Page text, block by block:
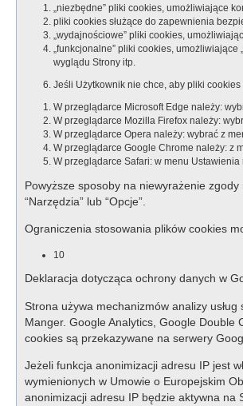
„niezbędne” pliki cookies, umożliwiające
pliki cookies służące do zapewnienia
„wydajnościowe” pliki cookies,
„funkcjonalne” pliki cookies,
wyglądu Strony itp.
Jeśli Użytkownik nie chce, aby pliki
W przeglądarce Microsoft Edge należy:
W przeglądarce Mozilla Firefox należy:
W przeglądarce Opera należy: wybrać z
W przeglądarce Google Chrome należy: z
W przeglądarce Safari: w menu Ustawienia
Powyższe sposoby na niewyrażenie
“Narzędzia” lub “Opcje”.
Ograniczenia stosowania plików cookies
10
Deklaracja dotycząca ochrony danych w
Strona używa mechanizmów analizy
Manger. Google Analytics, Google
cookies są przekazywane na serwery
Jeżeli funkcja anonimizacji adresu IP jest
wymienionych w Umowie o Europejskim
anonimizacji adresu IP będzie aktywna na